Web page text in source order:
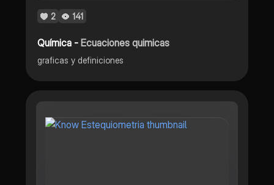
2 141
Química -Ecuaciones quimicas
graficas y definiciones